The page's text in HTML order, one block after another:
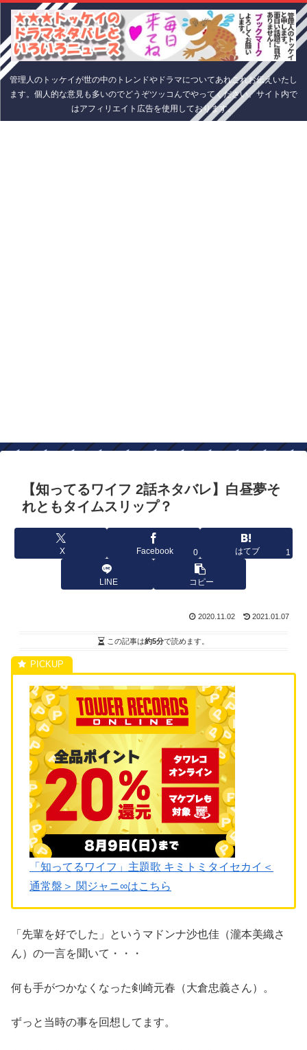
管理人のトッケイが世の中のトレンドやドラマについてあれこれお伝えいたし
ます。個人的な意見も多いのでどうぞツッコんでやってください。サイト内で
はアフィリエイト広告を使用しております。
【知ってるワイフ 2話ネタバレ】白昼夢そ
れともタイムスリップ？
X Facebook 0 はてブ 1
LINE コピー
2020.11.02 2021.01.07
この記事は約5分で読めます。
「知ってるワイフ」主題歌 キミトミタイセカイ＜
通常盤＞ 関ジャニ∞はこちら
「先輩を好でした」というマドンナ沙也佳（瀧本美織さ
ん）の一言を聞いて・・・
何も手がつかなくなった剣崎元春（大倉忠義さん）。
ずっと当時の事を回想してます。